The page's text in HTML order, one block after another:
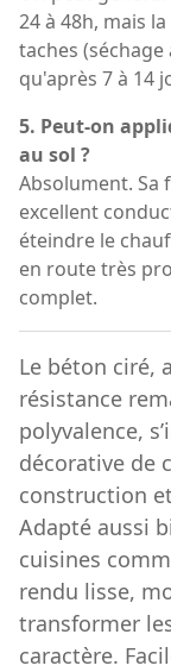
24 à 48h, mais
taches
qu'après 7 à 14
5. Peut-on
au sol ?
Absolument. Sa
excellent
éteindre le
en route très
complet.
Le béton ciré,
résistance
polyvalence,
décorative de
construction
Adapté aussi
cuisines
rendu lisse,
transformer
caractère.